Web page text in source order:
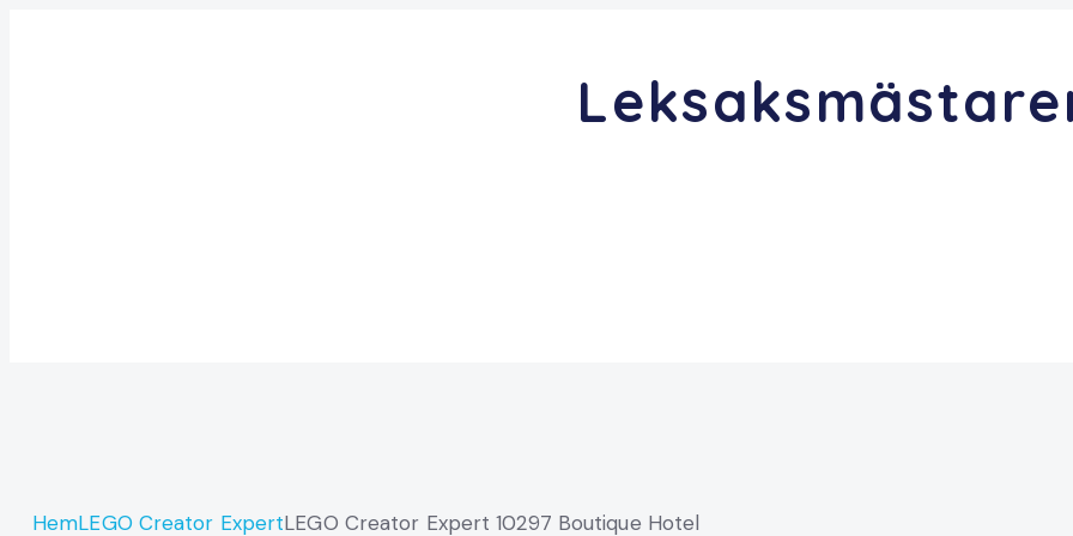
HemLEGO Creator ExpertLEGO Creator Expert 10297 Boutique Hotel